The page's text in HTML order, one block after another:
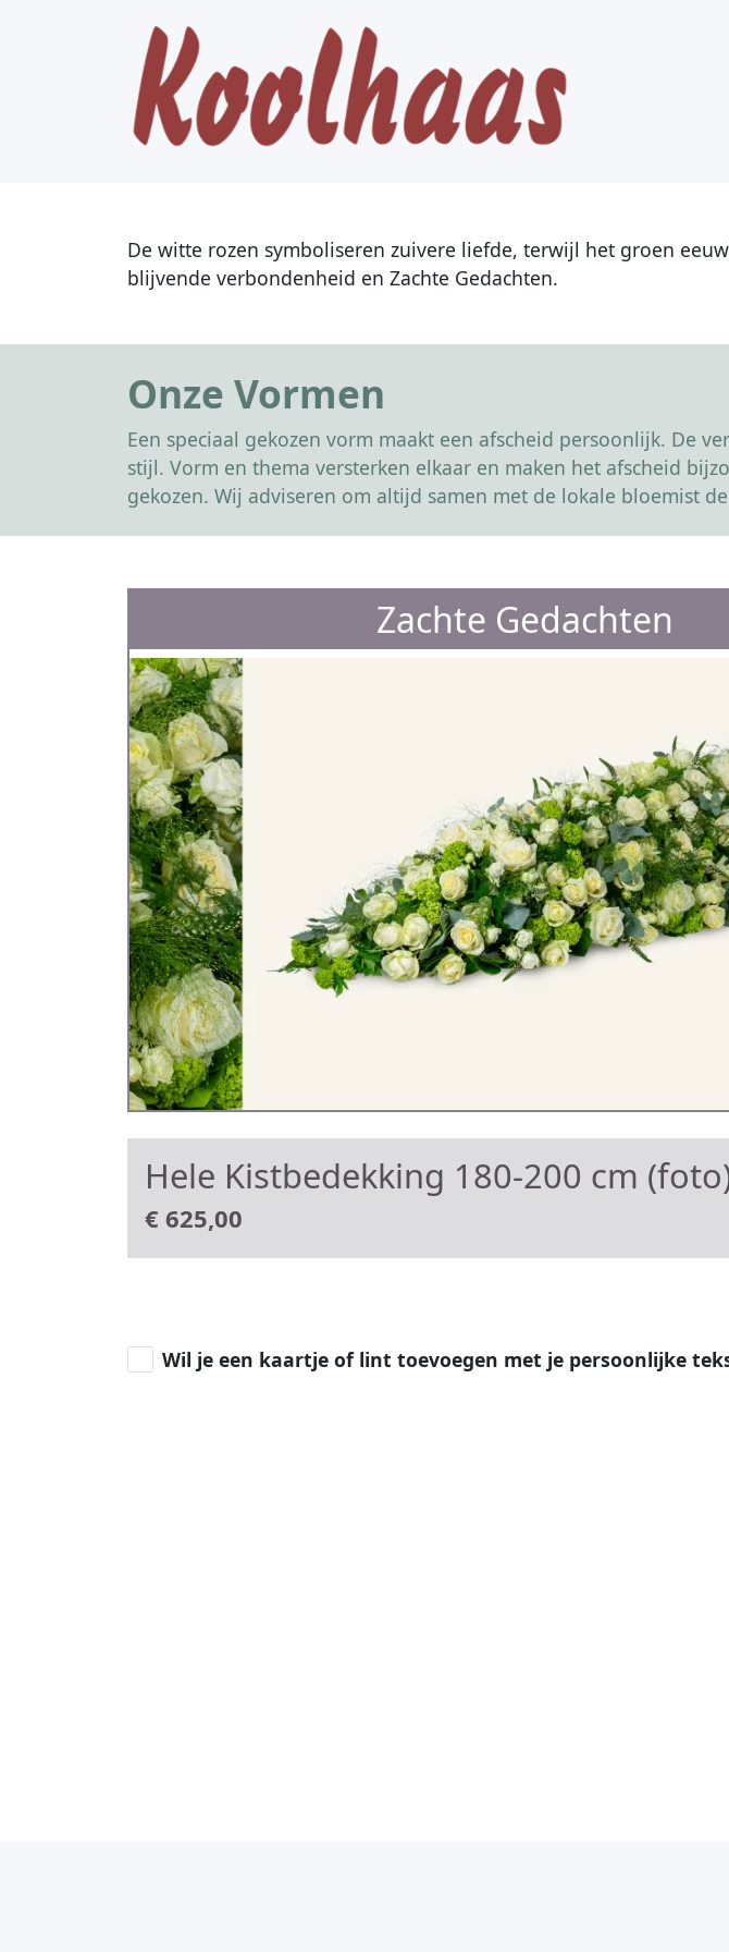
De witte rozen symboliseren zuivere liefde, terwijl het groen
blijvende verbondenheid en Zachte Gedachten.
Onze Vormen
Een speciaal gekozen vorm maakt een afscheid persoonlijk. De
stijl. Vorm en thema versterken elkaar en maken het afscheid
gekozen. Wij adviseren om altijd samen met de lokale bloemist
Zachte Gedachten
Hele Kistbedekking 180-200 cm
€ 625,00
Wil je een kaartje of lint toevoegen met je persoonlijke